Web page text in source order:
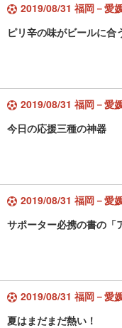
2019/08/31 福岡－愛
ピリ辛の味がビールに
2019/08/31 福岡－愛
今日の応援三種の神器
2019/08/31 福岡－愛
サポーター必携の書の
2019/08/31 福岡－愛
夏はまだまだ熱い！